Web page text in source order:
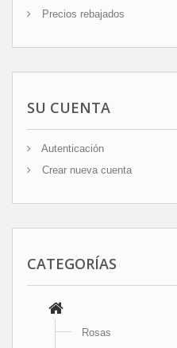
Precios rebajados
SU CUENTA
Autenticación
Crear nueva cuenta
CATEGORÍAS
Rosas